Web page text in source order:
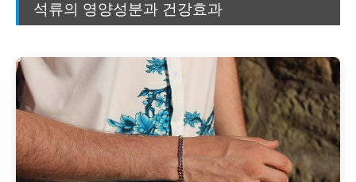
석류의 영양성분과 건강효과